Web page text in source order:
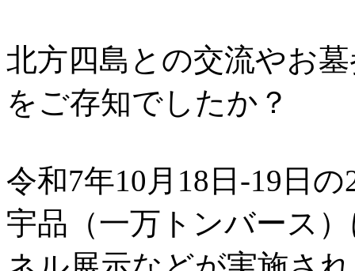
北方四島との交流やお
をご存知でしたか？
令和7年10月18日-19日の
宇品（一万トンバース